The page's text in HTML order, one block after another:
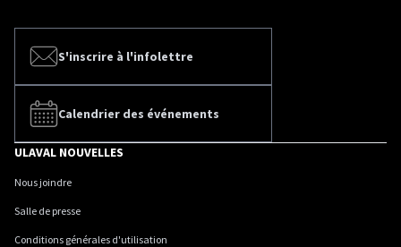
S'inscrire à l'infolettre
Calendrier des événements
ULAVAL NOUVELLES
Nous joindre
Salle de presse
Conditions générales d'utilisation